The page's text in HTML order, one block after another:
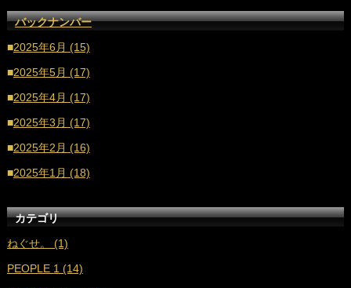
バックナンバー
■2025年6月 (15)
■2025年5月 (17)
■2025年4月 (17)
■2025年3月 (17)
■2025年2月 (16)
■2025年1月 (18)
2024年11月 (17)
■2024年10月 (18)
■2024年9月 (19)
カテゴリ
ねぐせ。 (1)
PEOPLE 1 (14)